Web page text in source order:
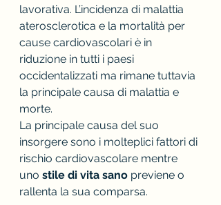
lavorativa. L’incidenza di malattia
aterosclerotica e la mortalità per
cause cardiovascolari è in
riduzione in tutti i paesi
occidentalizzati ma rimane tuttavia
la principale causa di malattia e
morte.
La principale causa del suo
insorgere sono i molteplici fattori di
rischio cardiovascolare mentre
uno stile di vita sano previene o
rallenta la sua comparsa.